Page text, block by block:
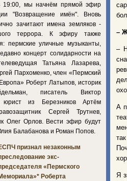
–
–
А
Я
19:00, мы начнём прямой эфир
"Возвращение имён". Вновь
зачитают имена земляков -
террора. К эфиру также
пермские уличные музыканты,
концерт солидарности на
Татьяна Лазарева,
Пархоменко, член «Пермский
Роберт Латыпов, историк
писатель Виктор
юрист из Березников Артём
Сергей Трутнев,
Олег Орлов. Вести эфир будут
Балабанова и Роман Попов.
признал незаконным
экс-
«Пермского
Роберта